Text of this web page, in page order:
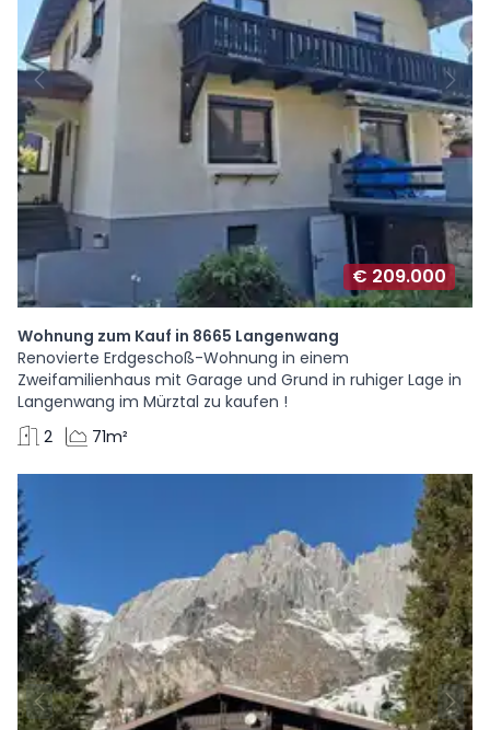
€ 209.000
Wohnung zum Kauf in 8665 Langenwang
Renovierte Erdgeschoß-Wohnung in einem
Zweifamilienhaus mit Garage und Grund in ruhiger Lage in
Langenwang im Mürztal zu kaufen !
2
71m²